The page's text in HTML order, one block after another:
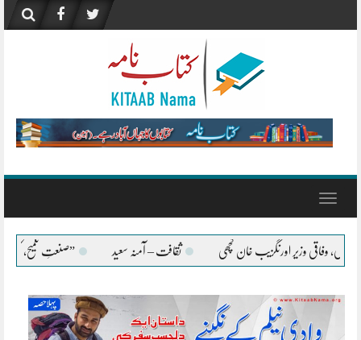
content
Toggle
– آمنہ سعید ”صنعتِ تلمیح، کل اور آج‘‘، ادبِ اردو کا ایک اہم موضوع – محمد اکبر خان